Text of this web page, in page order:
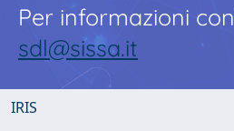
Per informazioni
sdl@sissa.it
IRIS